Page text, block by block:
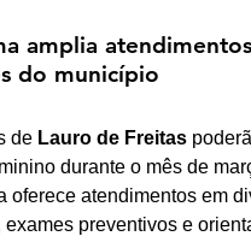
amplia
do município
de Lauro de Freitas
durante o mês de
oferece atendimentos em
exames preventivos e